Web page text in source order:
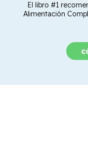
El libro #1
Alimentación